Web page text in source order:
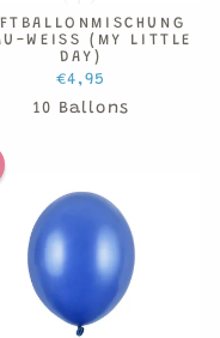
WEISS (MY LITTLE D
AY)
€4,95
10 Ballons